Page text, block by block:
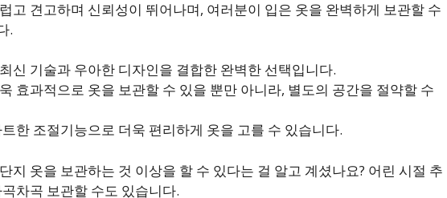
고 견고하며 신뢰성이 뛰어나며, 여러분이 입은 옷을 완벽하게 보관할 수
.
신 기술과 우아한 디자인을 결합한 완벽한 선택입니다.
효과적으로 옷을 보관할 수 있을 뿐만 아니라, 별도의 공간을 절약할 수
한 조절기능으로 더욱 편리하게 옷을 고를 수 있습니다.
지 옷을 보관하는 것 이상을 할 수 있다는 걸 알고 계셨나요? 어린 시절 추
차곡 보관할 수도 있습니다.